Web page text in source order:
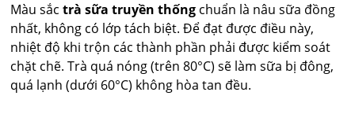
Màu sắctrà sữa truyền thống chuẩn là nâu sữa đồng
nhất, không có lớp tách biệt. Để đạt được điều này,
nhiệt độ khi trộn các thành phần phải được kiểm soát
chặt chẽ. Trà quá nóng (trên 80°C) sẽ làm sữa bị đông,
quá lạnh (dưới 60°C) không hòa tan đều.